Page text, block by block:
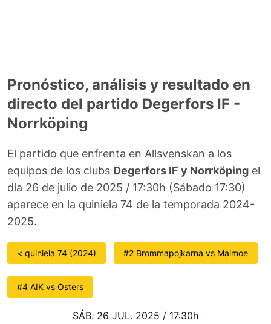
Pronóstico, análisis y resultado en
directo del partido Degerfors IF -
Norrköping
El partido que enfrenta en Allsvenskan a los
equipos de los clubs Degerfors IF y Norrköping el
día 26 de julio de 2025 / 17:30h (Sábado 17:30)
aparece en la quiniela 74 de la temporada 2024-
2025.
< quiniela 74 (2024) #2 Brommapojkarna vs Malmoe
#4 AIK vs Osters
SÁB. 26 JUL. 2025 / 17:30h